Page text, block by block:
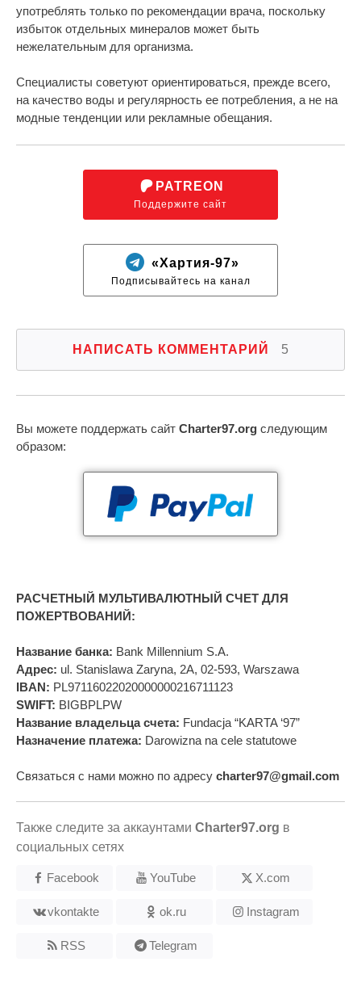
употреблять только по рекомендации врача, поскольку
избыток отдельных минералов может быть
нежелательным для организма.
Специалисты советуют ориентироваться, прежде всего,
на качество воды и регулярность ее потребления, а не на
модные тенденции или рекламные обещания.
PATREON
Поддержите сайт
«Хартия-97»
Подписывайтесь на канал
НАПИСАТЬ КОММЕНТАРИЙ 5
Вы можете поддержать сайт Charter97.org следующим
образом:
РАСЧЕТНЫЙ МУЛЬТИВАЛЮТНЫЙ СЧЕТ ДЛЯ
ПОЖЕРТВОВАНИЙ:
Название банка: Bank Millennium S.A.
Адрес: ul. Stanislawa Zaryna, 2A, 02-593, Warszawa
IBAN: PL97116022020000000216711123
SWIFT: BIGBPLPW
Название владельца счета: Fundacja “KARTA ‘97”
Назначение платежа: Darowizna na cele statutowe
Связаться с нами можно по адресу charter97@gmail.com
Также следите за аккаунтами Charter97.org в
социальных сетях
Facebook YouTube X.com
vkontakte ok.ru Instagram
RSS Telegram